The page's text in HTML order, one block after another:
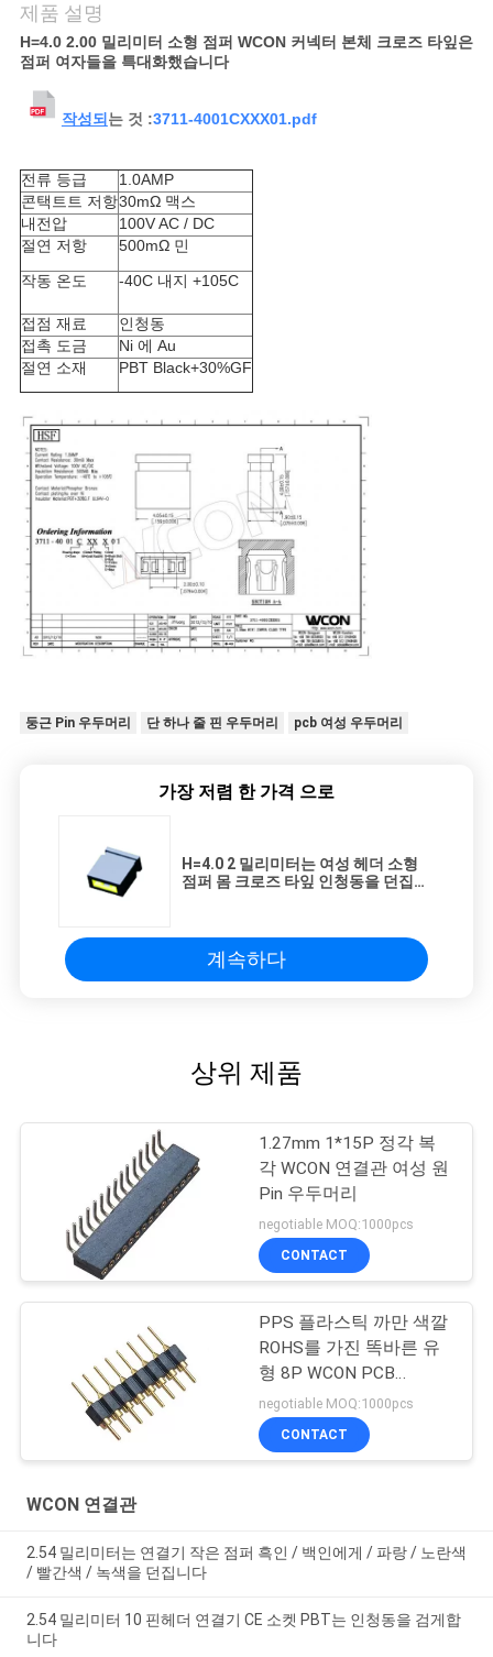
청
하
다
사
이
트
맵
PRIVACY
POLICY
제품 설명
H=4.0 2.00 밀리미터 소형 점퍼 WCON 커넥터 본체 크로즈 타잎은
점퍼 여자들을 특대화했습니다
작성되 는 것 :3711-4001CXXX01.pdf
전류 등급
1.0AMP
콘택트트 저항30mΩ 맥스
내전압
100V AC / DC
절연 저항
500mΩ 민
작동 온도
-40C 내지 +105C
접점 재료
인청동
접촉 도금
Ni 에 Au
절연 소재
PBT Black+30%GF
둥근 Pin 우두머리 단 하나 줄 핀 우두머리 pcb 여성 우두머리
가장 저렴 한 가격 으로
H=4.0 2 밀리미터는 여성 헤더 소형
점퍼 몸 크로즈 타잎 인청동을 던집니
계속하다
상위 제품
1.27mm 1*15P 정각 복
각 WCON 연결관 여성 원
Pin 우두머리
negotiable MOQ:1000pcs
CONTACT
PPS 플라스틱 까만 색깔
ROHS를 가진 똑바른 유
형 8P WCON PCB
2.54mm 둥근 핀 커넥터
negotiable MOQ:1000pcs
CONTACT
WCON 연결관
2.54 밀리미터는 연결기 작은 점퍼 흑인 / 백인에게 / 파랑 / 노란색
/ 빨간색 / 녹색을 던집니다
2.54 밀리미터 10 핀헤더 연결기 CE 소켓 PBT는 인청동을 검게합
니다